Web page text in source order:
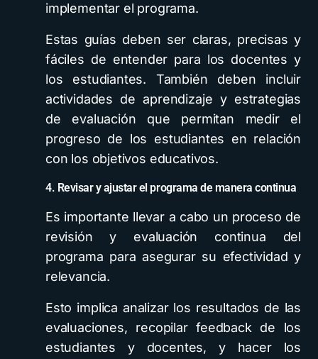
implementar el programa.
Estas guías deben ser claras, precisas y
fáciles de entender para los docentes y
los estudiantes. También deben incluir
actividades de aprendizaje y estrategias
de evaluación que permitan medir el
progreso de los estudiantes en relación
con los objetivos educativos.
4. Revisar y ajustar el programa de manera continua
Es importante llevar a cabo un proceso de
revisión y evaluación continua del
programa para asegurar su efectividad y
relevancia.
Esto implica analizar los resultados de las
evaluaciones, recopilar feedback de los
estudiantes y docentes, y hacer los